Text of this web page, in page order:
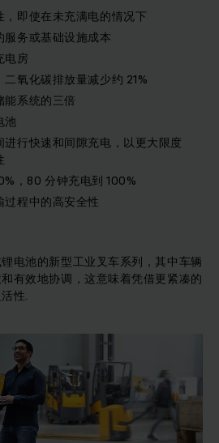
，即使在未充满电的情况下
服务或基础设施成本
电房
氧化碳排放量减少约 21%
能系统的三倍
池
行快速和间隙充电，以更大限度
，80 分钟充电到 100%
程中的高安全性
电池的新型工业叉车系列，其中车辆
有效地协调，这意味着凭借更紧凑的
性.